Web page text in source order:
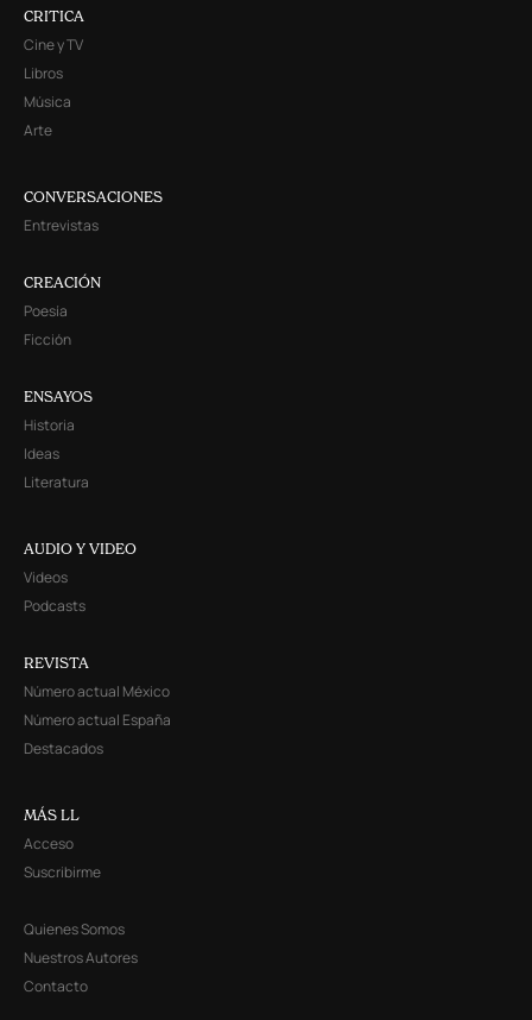
CRITICA
Cine y TV
Libros
Música
Arte
CONVERSACIONES
Entrevistas
CREACIÓN
Poesía
Ficción
ENSAYOS
Historia
Ideas
Literatura
AUDIO Y VIDEO
Videos
Podcasts
REVISTA
Número actual México
Número actual España
Destacados
MÁS LL
Acceso
Suscribirme
Quienes Somos
Nuestros Autores
Contacto